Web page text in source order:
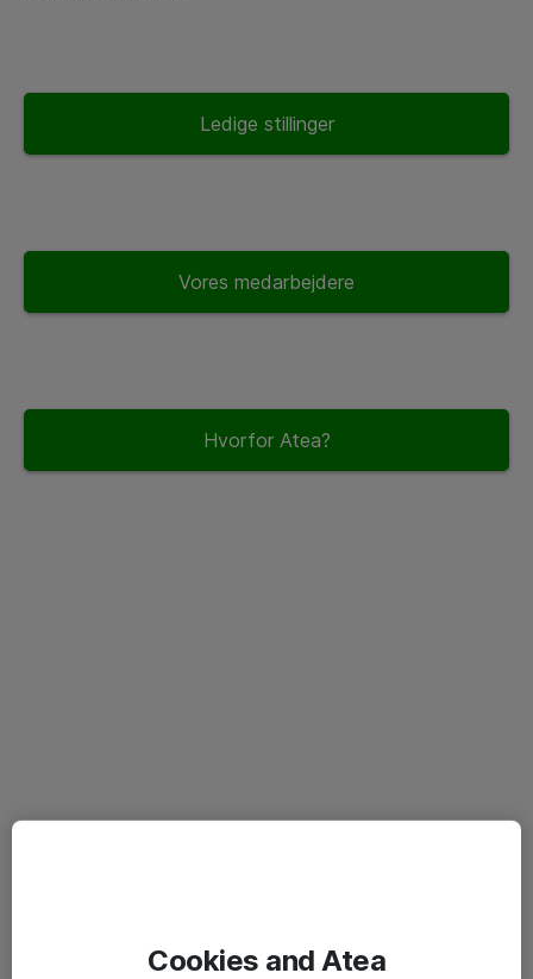
Ledige stillinger
Vores medarbejdere
Hvorfor Atea?
Cookies and Atea